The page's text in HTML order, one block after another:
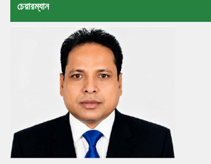
চেয়ারম্যান